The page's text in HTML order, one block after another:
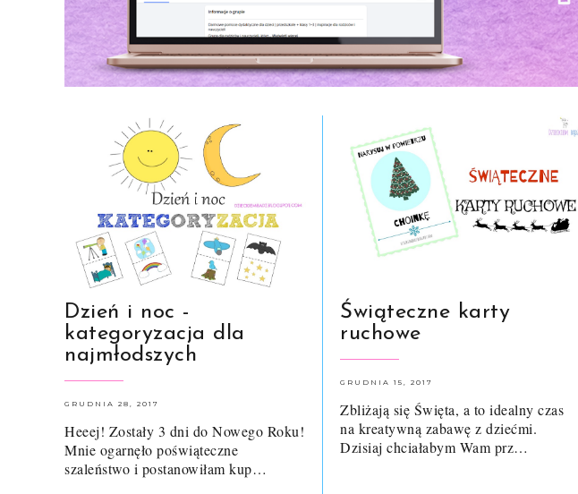
Dzień i noc -
kategoryzacja dla
najmłodszych
GRUDNIA 28, 2017
Heeej! Zostały 3 dni do Nowego Roku!
Mnie ogarnęło poświąteczne
szaleństwo i postanowiłam kup…
Świąteczne karty
ruchowe
GRUDNIA 15, 2017
Zbliżają się Święta, a to idealny czas
na kreatywną zabawę z dziećmi.
Dzisiaj chciałabym Wam prz…